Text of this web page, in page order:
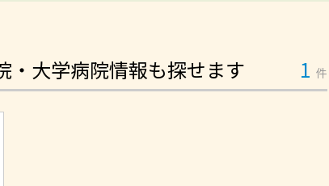
・大学病院情報も探せます 1 件